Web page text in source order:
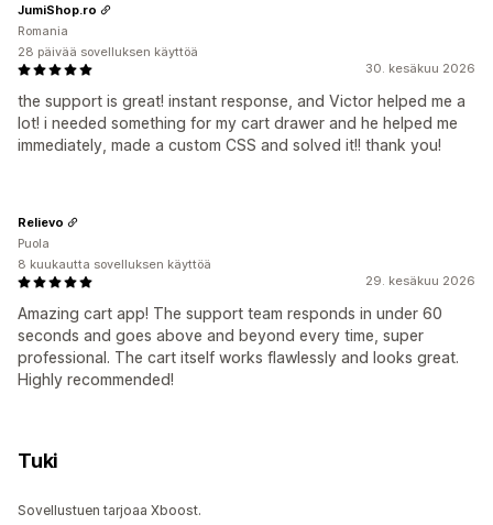
30. kesäkuu 2026
the support is great! instant response, and Victor helped me a
lot! i needed something for my cart drawer and he helped me
immediately, made a custom CSS and solved it!! thank you!
JumiShop.ro
Romania
28 päivää sovelluksen käyttöä
29. kesäkuu 2026
Amazing cart app! The support team responds in under 60
seconds and goes above and beyond every time, super
professional. The cart itself works flawlessly and looks great.
Highly recommended!
Relievo
Puola
8 kuukautta sovelluksen käyttöä
Tuki
Sovellustuen tarjoaa Xboost.